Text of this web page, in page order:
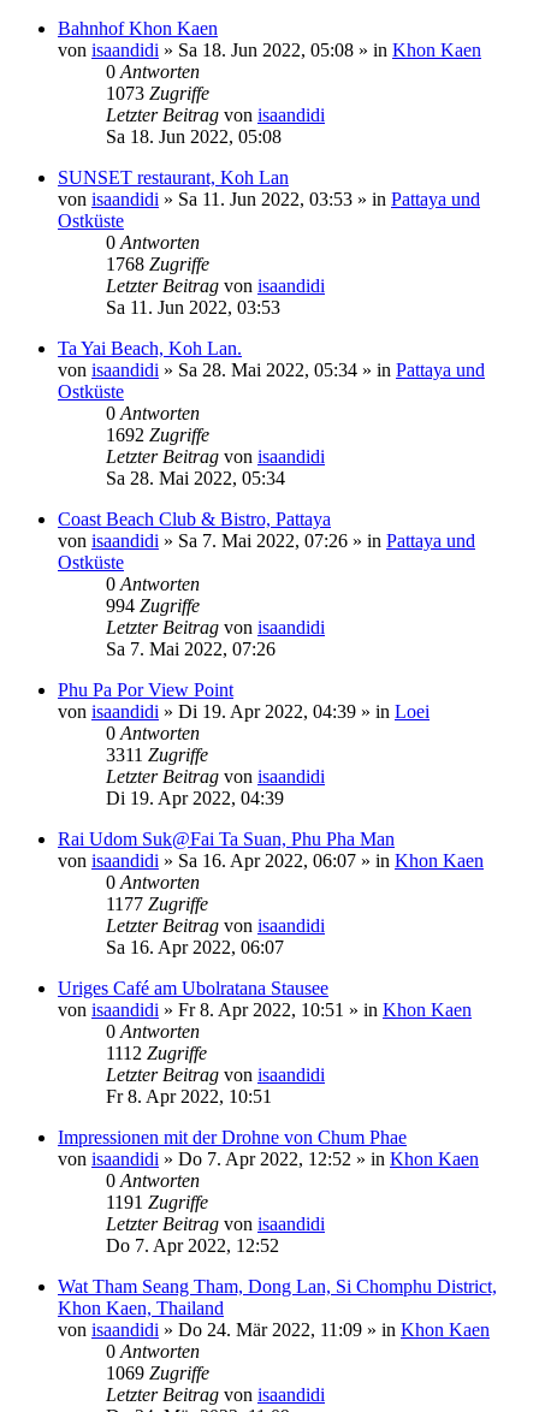
Bahnhof Khon Kaen
von isaandidi » Sa 18. Jun 2022, 05:08 » in Khon Kaen
0Antworten
1073 Zugriffe
Letzter Beitrag von isaandidi
Sa 18. Jun 2022, 05:08
SUNSET restaurant, Koh Lan
von isaandidi » Sa 11. Jun 2022, 03:53 » in Pattaya und
Ostküste
0Antworten
1768 Zugriffe
Letzter Beitrag von isaandidi
Sa 11. Jun 2022, 03:53
Ta Yai Beach, Koh Lan.
von isaandidi » Sa 28. Mai 2022, 05:34 » in Pattaya und
Ostküste
0Antworten
1692 Zugriffe
Letzter Beitrag von isaandidi
Sa 28. Mai 2022, 05:34
Coast Beach Club & Bistro, Pattaya
von isaandidi » Sa 7. Mai 2022, 07:26 » in Pattaya und
Ostküste
0Antworten
994 Zugriffe
Letzter Beitrag von isaandidi
Sa 7. Mai 2022, 07:26
Phu Pa Por View Point
von isaandidi » Di 19. Apr 2022, 04:39 » in Loei
0Antworten
3311 Zugriffe
Letzter Beitrag von isaandidi
Di 19. Apr 2022, 04:39
Rai Udom Suk@Fai Ta Suan, Phu Pha Man
von isaandidi » Sa 16. Apr 2022, 06:07 » in Khon Kaen
0Antworten
1177 Zugriffe
Letzter Beitrag von isaandidi
Sa 16. Apr 2022, 06:07
Uriges Café am Ubolratana Stausee
von isaandidi » Fr 8. Apr 2022, 10:51 » in Khon Kaen
0Antworten
1112 Zugriffe
Letzter Beitrag von isaandidi
Fr 8. Apr 2022, 10:51
Impressionen mit der Drohne von Chum Phae
von isaandidi » Do 7. Apr 2022, 12:52 » in Khon Kaen
0Antworten
1191 Zugriffe
Letzter Beitrag von isaandidi
Do 7. Apr 2022, 12:52
Wat Tham Seang Tham, Dong Lan, Si Chomphu District,
Khon Kaen, Thailand
von isaandidi » Do 24. Mär 2022, 11:09 » in Khon Kaen
0Antworten
1069 Zugriffe
Letzter Beitrag von isaandidi